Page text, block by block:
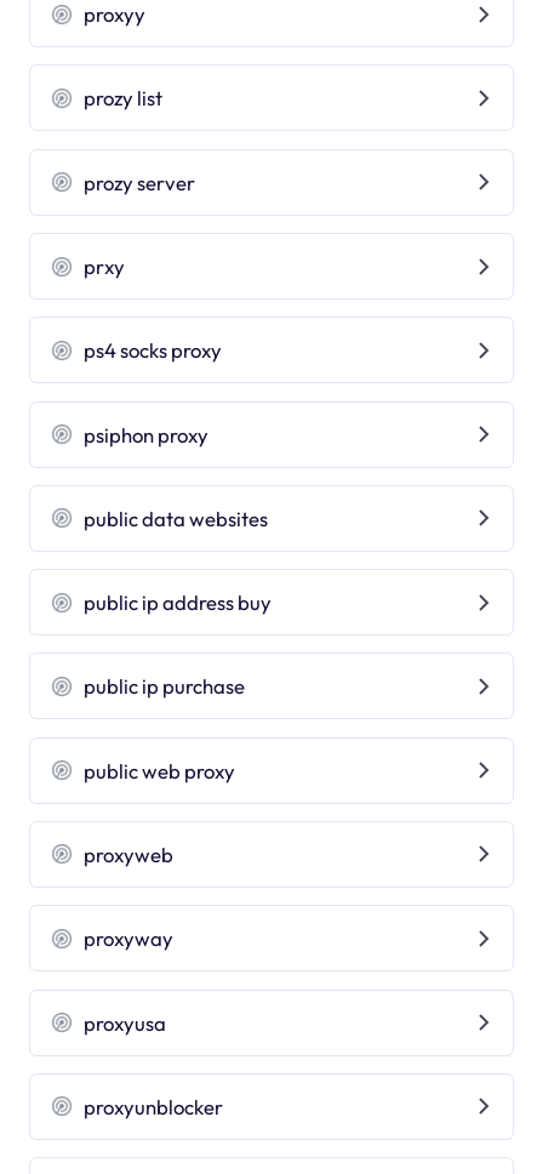
proxyy
prozy list
prozy server
prxy
ps4 socks proxy
psiphon proxy
public data websites
public ip address buy
public ip purchase
public web proxy
proxyweb
proxyway
proxyusa
proxyunblocker